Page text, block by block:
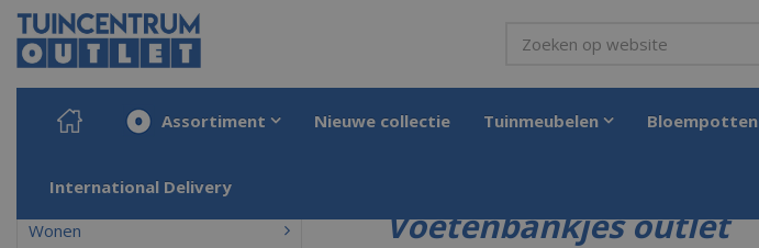
Ga
naar
content
Home Producten Tuinmeubelen
Assortiment Nieuwe collectie Tuinmeubelen Bloempotten
International Delivery
Voetenbankjes outlet
Wonen